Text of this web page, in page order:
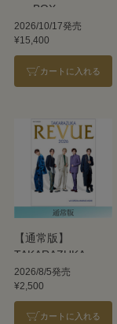
ray BOX
2026/10/17発売
¥15,400
カートに入れる
【通常版】
TAKARAZUKA
REVUE 2026
2026/8/5発売
¥2,500
カートに入れる